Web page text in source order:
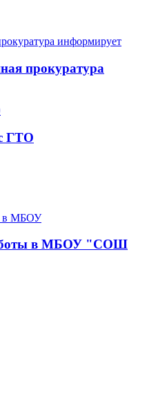
прокуратура
ГТО
в МБОУ "СОШ